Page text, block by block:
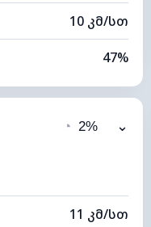
10 კმ/სთ
47%
12%
10 კმ
◔ 2% ⌄
11 კმ/სთ